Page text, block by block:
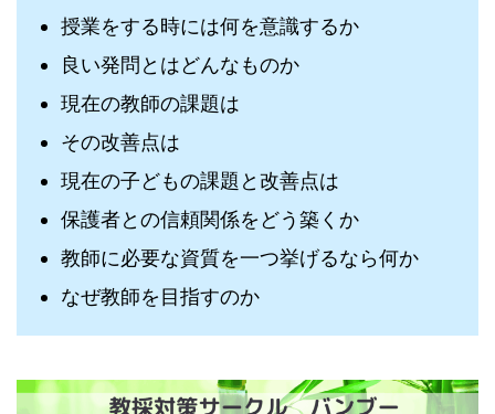
授業をする時には何を意識するか
良い発問とはどんなものか
現在の教師の課題は
その改善点は
現在の子どもの課題と改善点は
保護者との信頼関係をどう築くか
教師に必要な資質を一つ挙げるなら何か
なぜ教師を目指すのか